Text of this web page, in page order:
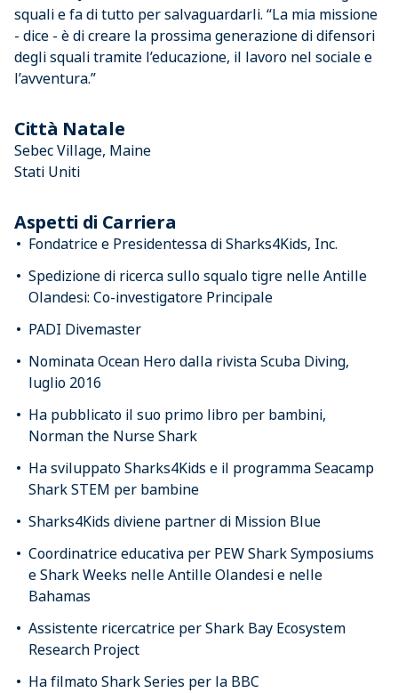
squali e fa di tutto per salvaguardarli. “La mia missione
- dice - è di creare la prossima generazione di difensori
degli squali tramite l’educazione, il lavoro nel sociale e
l’avventura.”
Città Natale
Sebec Village, Maine
Stati Uniti
Aspetti di Carriera
Fondatrice e Presidentessa di Sharks4Kids, Inc.
Spedizione di ricerca sullo squalo tigre nelle Antille
Olandesi: Co-investigatore Principale
PADI Divemaster
Nominata Ocean Hero dalla rivista Scuba Diving,
luglio 2016
Ha pubblicato il suo primo libro per bambini,
Norman the Nurse Shark
Ha sviluppato Sharks4Kids e il programma Seacamp
Shark STEM per bambine
Sharks4Kids diviene partner di Mission Blue
Coordinatrice educativa per PEW Shark Symposiums
e Shark Weeks nelle Antille Olandesi e nelle
Bahamas
Assistente ricercatrice per Shark Bay Ecosystem
Research Project
Ha filmato Shark Series per la BBC